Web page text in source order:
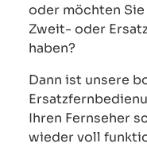
oder möchten
Zweit- oder
haben?
Dann ist unsere
Ihren Fernseher
wieder voll